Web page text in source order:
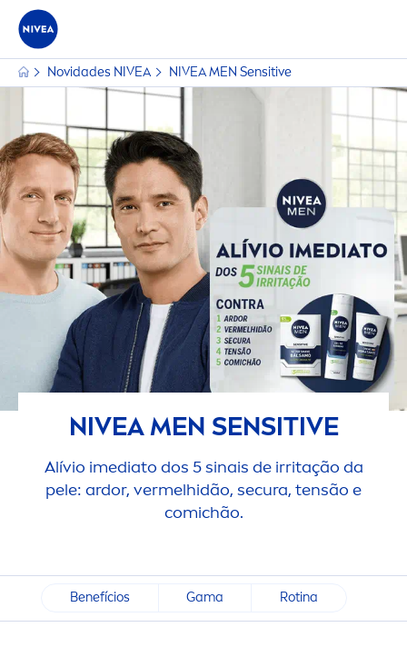
Novidades NIVEA NIVEAMEN Sensitive
NIVEA MEN SENSITIVE
Alívio imediato dos 5 sinais de irritação da
pele: ardor, vermelhidão, secura, tensão e
comichão.
Benefícios Gama Rotina